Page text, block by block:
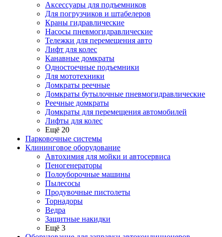
Аксессуары для подъемников
Для погрузчиков и штабелеров
Краны гидравлические
Насосы пневмогидравлические
Тележки для перемещения авто
Лифт для колес
Канавные домкраты
Одностоечные подъемники
Для мототехники
Домкраты реечные
Домкраты бутылочные пневмогидравлические
Реечные домкраты
Домкраты для перемещения автомобилей
Лифты для колес
Ещё 20
Парковочные системы
Клининговое оборудование
Автохимия для мойки и автосервиса
Пеногенераторы
Полоуборочные машины
Пылесосы
Продувочные пистолеты
Торнадоры
Ведра
Защитные накидки
Ещё 3